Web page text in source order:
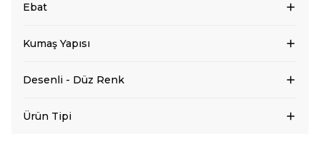
Ebat
Kumaş Yapısı
Desenli - Düz Renk
Ürün Tipi